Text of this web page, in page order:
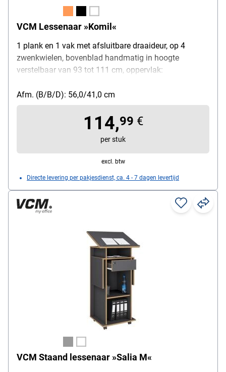
VCM Lessenaar »Komil«
1 plank en 1 vak met afsluitbare draaideur, op 4
zwenkwielen, bovenblad handmatig in hoogte
verstelbaar van 93 tot 111 cm, oppervlak:
Afm. (B/B/D): 56,0/41,0 cm
114,99 €
per stuk
excl. btw
Directe levering per pakjesdienst, ca. 4 - 7 dagen levertijd
VCM Staand lessenaar »Salia M«